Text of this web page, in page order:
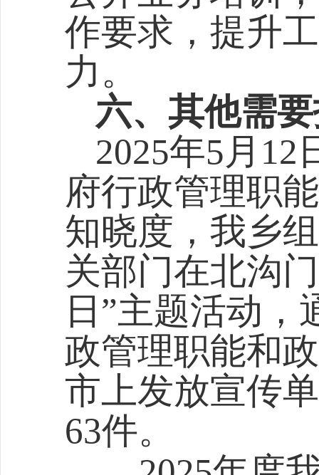
作要求 ，提升
力。
六、其他需
2025年5月12
府行政管理职
知晓度 ，我乡
关部门在北沟
日”主题活动
政管理职能和
市上发放宣传单
63件。